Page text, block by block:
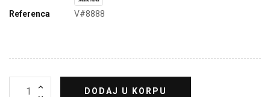
Referenca
V#8888
DODAJ U KORPU